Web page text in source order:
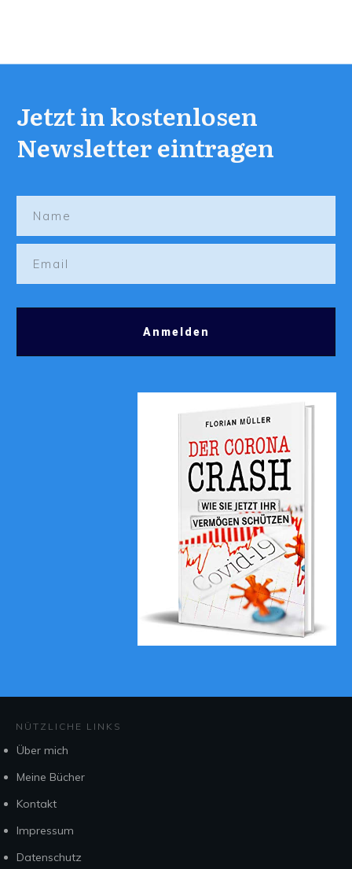
Jetzt in kostenlosen
Newsletter eintragen
Anmelden
NÜTZLICHE LINKS
Über mich
Meine Bücher
Kontakt
Impressum
Datenschutz